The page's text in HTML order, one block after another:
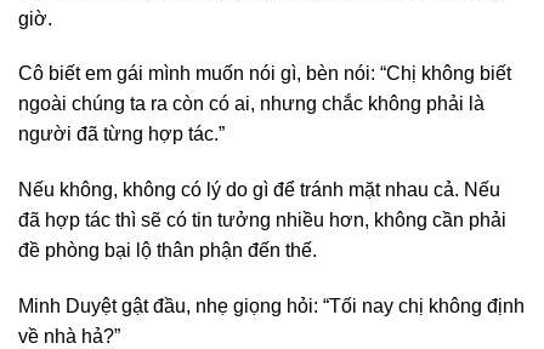
giờ.
Cô biết em gái mình muốn nói gì, bèn nói: “Chị không biết
ngoài chúng ta ra còn có ai, nhưng chắc không phải là
người đã từng hợp tác.”
Nếu không, không có lý do gì để tránh mặt nhau cả. Nếu
đã hợp tác thì sẽ có tin tưởng nhiều hơn, không cần phải
đề phòng bại lộ thân phận đến thế.
Minh Duyệt gật đầu, nhẹ giọng hỏi: “Tối nay chị không định
về nhà hả?”